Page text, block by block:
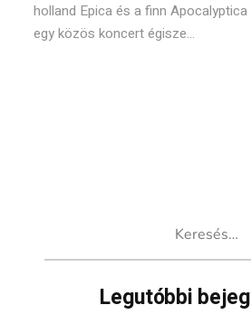
holland Epica és a finn
egy közös koncert égisze...
Legutóbbi